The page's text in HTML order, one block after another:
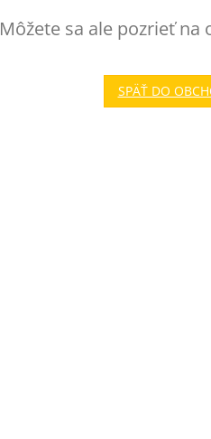
Môžete sa ale pozrieť na
SPÄŤ DO